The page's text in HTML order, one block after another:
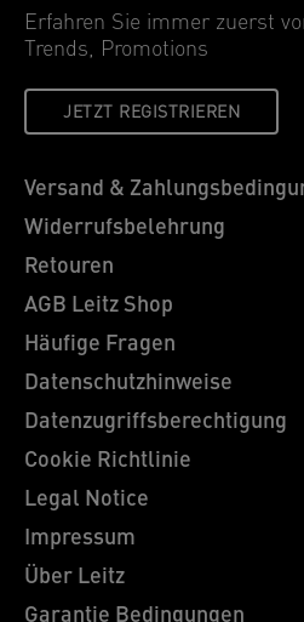
Erfahren Sie immer zuerst
Trends, Promotions
JETZT REGISTRIEREN
Versand &
Widerrufsbelehrung
Retouren
AGB Leitz Shop
Häufige Fragen
Datenschutzhinweise
Datenzugriffsberechtigung
Cookie Richtlinie
Legal Notice
Impressum
Über Leitz
Garantie Bedingungen